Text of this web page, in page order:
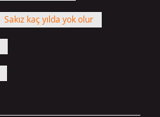
Sakız kaç yılda yok olur